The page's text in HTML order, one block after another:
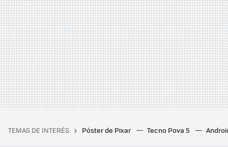
TEMAS DE INTERÉS Póster de Pixar Tecno Pova 5